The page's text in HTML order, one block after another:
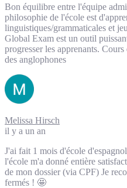
Bon équilibre entre l'équipe
philosophie de l'école est
linguistiques/grammaticales et
Global Exam est un outil
progresser les apprenants.
des anglophones
Melissa Hirsch
il y a un an
J'ai fait 1 mois d'école
l'école m'a donné entière
de mon dossier (via CPF) Je
fermés ! 🤩